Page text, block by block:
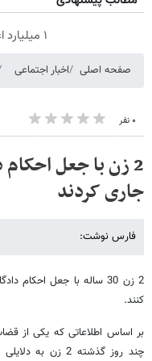
۱ میلیارد اعتبار خرید طلا | بدون ضامن و چک
صفحه اصلی اخبار اجتماعی
۰ نفر
2 زن با جعل
جاری کردند
فارس نوشت:
کنند.